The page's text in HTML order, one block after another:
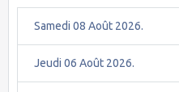
Samedi 08 Août 2026.
Jeudi 06 Août 2026.